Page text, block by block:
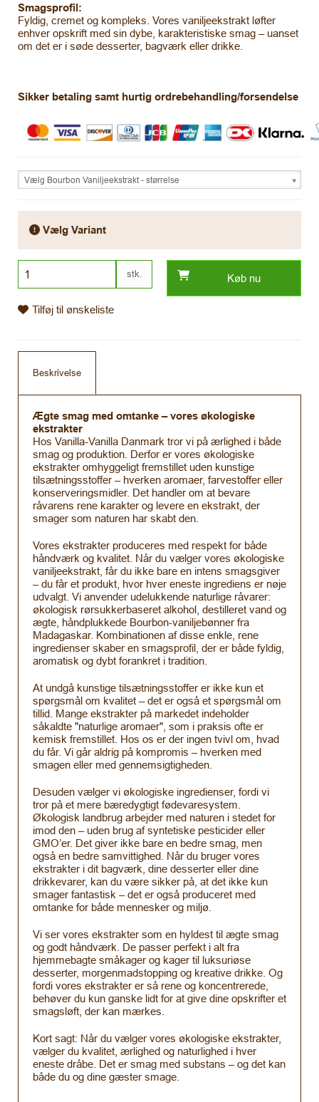
Smagsprofil:
Fyldig, cremet og kompleks. Vores vaniljeekstrakt løfter
enhver opskrift med sin dybe, karakteristiske smag – uanset
om det er i søde desserter, bagværk eller drikke.
Sikker betaling samt hurtig ordrebehandling/forsendelse
Vælg Bourbon Vaniljeekstrakt - størrelse
Vælg Variant
stk. Køb nu
Tilføj til ønskeliste
Beskrivelse
Ægte smag med omtanke – vores økologiske
ekstrakter
Hos Vanilla-Vanilla Danmark tror vi på ærlighed i både
smag og produktion. Derfor er vores økologiske
ekstrakter omhyggeligt fremstillet uden kunstige
tilsætningsstoffer – hverken aromaer, farvestoffer eller
konserveringsmidler. Det handler om at bevare
råvarens rene karakter og levere en ekstrakt, der
smager som naturen har skabt den.
Vores ekstrakter produceres med respekt for både
håndværk og kvalitet. Når du vælger vores økologiske
vaniljeekstrakt, får du ikke bare en intens smagsgiver
– du får et produkt, hvor hver eneste ingrediens er nøje
udvalgt. Vi anvender udelukkende naturlige råvarer:
økologisk rørsukkerbaseret alkohol, destilleret vand og
ægte, håndplukkede Bourbon-vaniljebønner fra
Madagaskar. Kombinationen af disse enkle, rene
ingredienser skaber en smagsprofil, der er både fyldig,
aromatisk og dybt forankret i tradition.
At undgå kunstige tilsætningsstoffer er ikke kun et
spørgsmål om kvalitet – det er også et spørgsmål om
tillid. Mange ekstrakter på markedet indeholder
såkaldte "naturlige aromaer", som i praksis ofte er
kemisk fremstillet. Hos os er der ingen tvivl om, hvad
du får. Vi går aldrig på kompromis – hverken med
smagen eller med gennemsigtigheden.
Desuden vælger vi økologiske ingredienser, fordi vi
tror på et mere bæredygtigt fødevaresystem.
Økologisk landbrug arbejder med naturen i stedet for
imod den – uden brug af syntetiske pesticider eller
GMO’er. Det giver ikke bare en bedre smag, men
også en bedre samvittighed. Når du bruger vores
ekstrakter i dit bagværk, dine desserter eller dine
drikkevarer, kan du være sikker på, at det ikke kun
smager fantastisk – det er også produceret med
omtanke for både mennesker og miljø.
Vi ser vores ekstrakter som en hyldest til ægte smag
og godt håndværk. De passer perfekt i alt fra
hjemmebagte småkager og kager til luksuriøse
desserter, morgenmadstopping og kreative drikke. Og
fordi vores ekstrakter er så rene og koncentrerede,
behøver du kun ganske lidt for at give dine opskrifter et
smagsløft, der kan mærkes.
Kort sagt: Når du vælger vores økologiske ekstrakter,
vælger du kvalitet, ærlighed og naturlighed i hver
eneste dråbe. Det er smag med substans – og det kan
både du og dine gæster smage.